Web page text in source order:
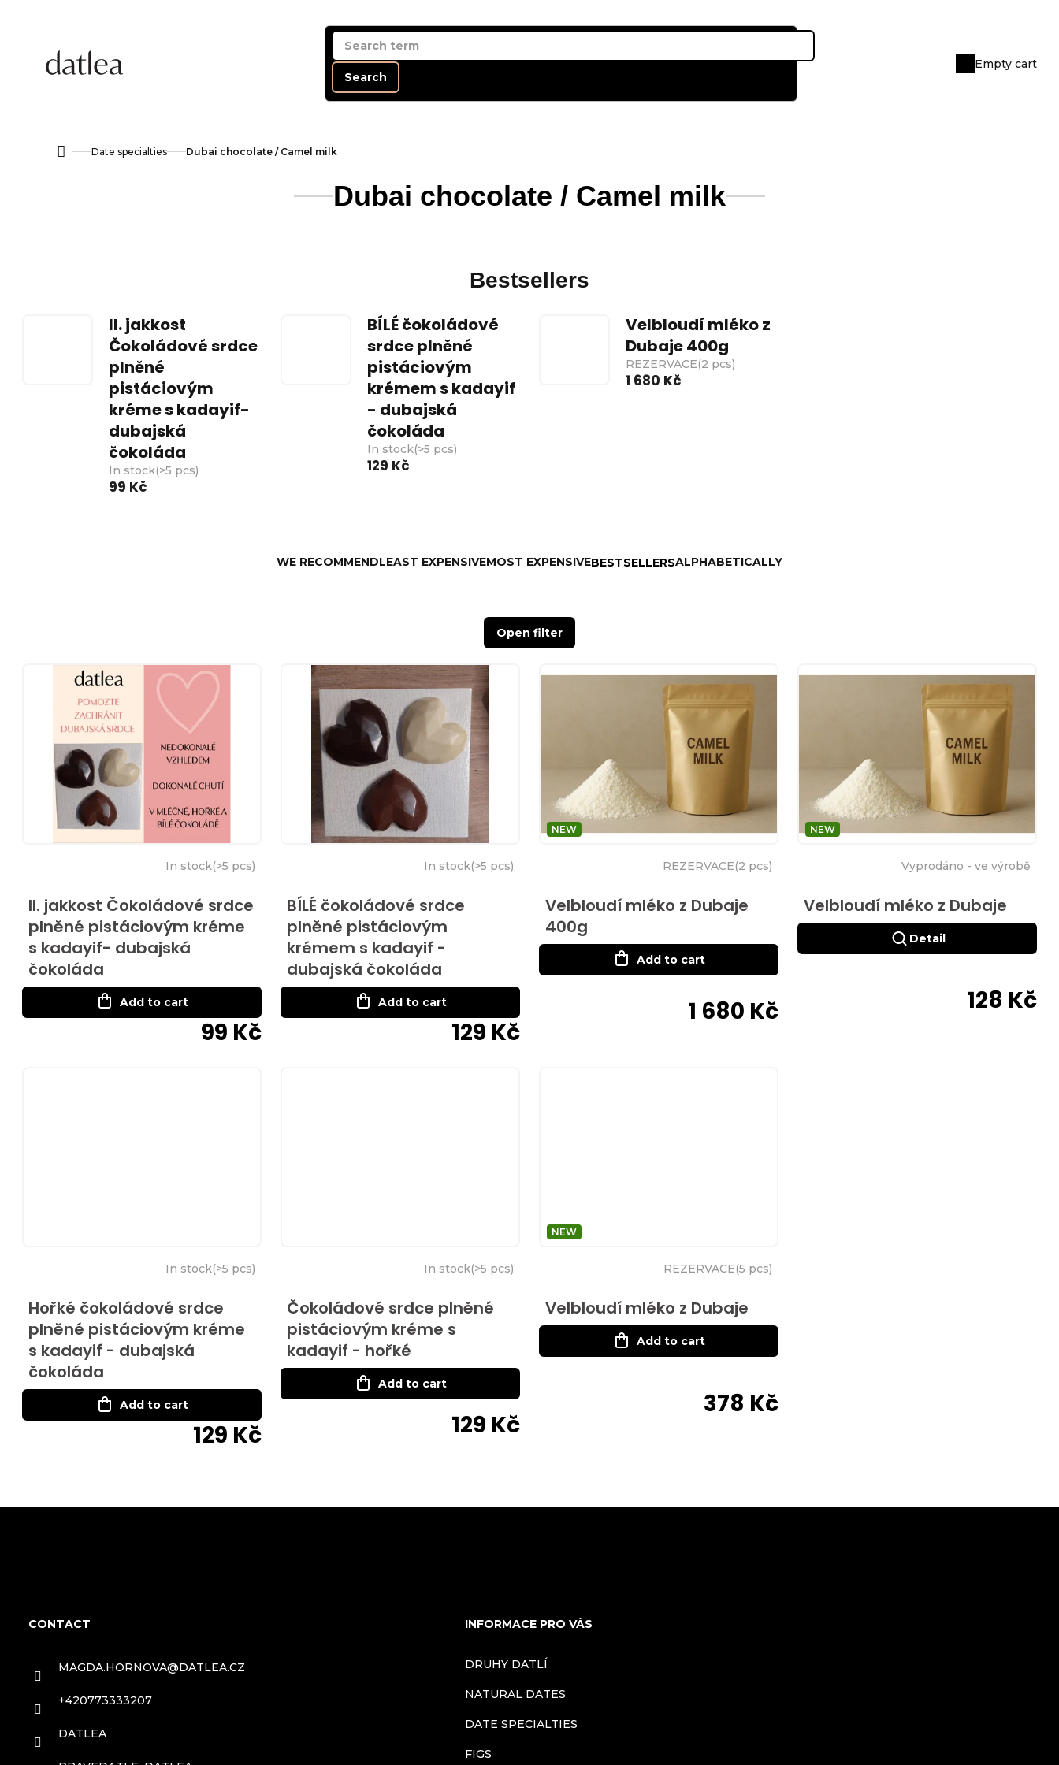
Search
Shopping
Empty cart
HomeDate specialties Dubai chocolate / Camel milk
Dubai chocolate / Camel milk
Bestsellers
II. jakkost
Čokoládové srdce
plněné
pistáciovým
kréme s kadayif-
dubajská
čokoláda
In stock(>5 pcs)
99 Kč
BÍLÉ čokoládové
srdce plněné
pistáciovým
krémem s kadayif
- dubajská
čokoláda
In stock(>5 pcs)
129 Kč
Velbloudí mléko z
Dubaje 400g
REZERVACE(2 pcs)
1 680 Kč
r
t
i
n
WE RECOMMENDLEAST EXPENSIVEMOST EXPENSIVEBESTSELLERSALPHABETICALLY
Open filter
p
r
o
II. jakkost Čokoládové srdce
plněné pistáciovým kréme
s kadayif- dubajská
čokoláda
In stock(>5 pcs)
99 Kč
Add to cart
BÍLÉ čokoládové srdce
plněné pistáciovým
krémem s kadayif -
dubajská čokoláda
In stock(>5 pcs)
129 Kč
Add to cart
NEW
Velbloudí mléko z Dubaje
400g
REZERVACE(2 pcs)
1 680 Kč
Add to cart
NEW
Velbloudí mléko z Dubaje
Vyprodáno - ve výrobě
128 Kč
Detail
Hořké čokoládové srdce
plněné pistáciovým kréme
s kadayif - dubajská
čokoláda
In stock(>5 pcs)
129 Kč
Add to cart
Čokoládové srdce plněné
pistáciovým kréme s
kadayif - hořké
In stock(>5 pcs)
129 Kč
Add to cart
NEW
Velbloudí mléko z Dubaje
REZERVACE(5 pcs)
378 Kč
Add to cart
i
n
g
c
CONTACT
MAGDA.HORNOVA@DATLEA.CZ
+420773333207
DATLEA
INFORMACE PRO VÁS
DRUHY DATLÍ
NATURAL DATES
DATE SPECIALTIES
FIGS